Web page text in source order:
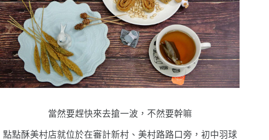
當然要趕快來去搶一波，不然要幹嘛
點點酥美村店就位於在審計新村、美村路路口旁，初中羽球